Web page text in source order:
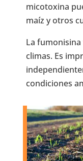
micotoxina
maíz y otros
La
climas. Es
condiciones